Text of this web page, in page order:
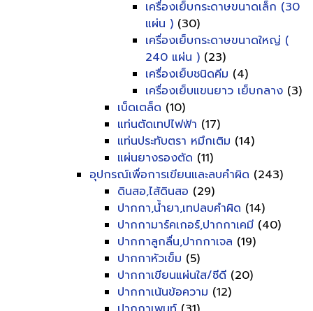
เครื่องเย็บกระดาษขนาดเล็ก (30
แผ่น ) (30)
เครื่องเย็บกระดาษขนาดใหญ่ (
240 แผ่น ) (23)
เครื่องเย็บชนิดคีม (4)
เครื่องเย็บแขนยาว เย็บกลาง (3)
เบ็ดเตล็ด (10)
แท่นตัดเทปไฟฟ้า (17)
แท่นประทับตรา หมึกเติม (14)
แผ่นยางรองตัด (11)
อุปกรณ์เพื่อการเขียนและลบคำผิด (243)
ดินสอ,ไส้ดินสอ (29)
ปากกา,น้ำยา,เทปลบคำผิด (14)
ปากกามาร์คเกอร์,ปากกาเคมี (40)
ปากกาลูกลื่น,ปากกาเจล (19)
ปากกาหัวเข็ม (5)
ปากกาเขียนแผ่นใส/ซีดี (20)
ปากกาเน้นข้อความ (12)